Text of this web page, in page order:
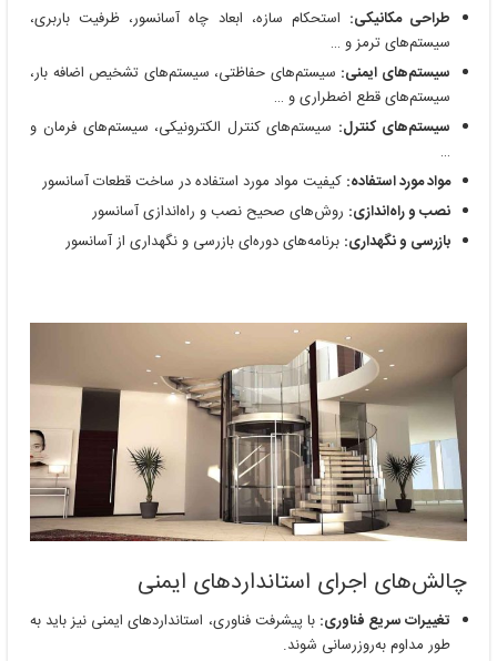
طراحی مکانیکی: استحکام سازه، ابعاد چاه آسانسور، ظرفیت باربری،
سیستم‌های ترمز و …
سیستم‌های ایمنی: سیستم‌های حفاظتی، سیستم‌های تشخیص اضافه بار،
سیستم‌های قطع اضطراری و …
سیستم‌های کنترل: سیستم‌های کنترل الکترونیکی، سیستم‌های فرمان و
…
مواد مورد استفاده: کیفیت مواد مورد استفاده در ساخت قطعات آسانسور
نصب و راه‌اندازی: روش‌های صحیح نصب و راه‌اندازی آسانسور
بازرسی و نگهداری: برنامه‌های دوره‌ای بازرسی و نگهداری از آسانسور
چالش‌های اجرای استانداردهای ایمنی
تغییرات سریع فناوری: با پیشرفت فناوری، استانداردهای ایمنی نیز باید به
طور مداوم به‌روزرسانی شوند.